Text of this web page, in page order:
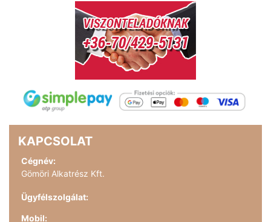
KAPCSOLAT
Cégnév:
Gömöri Alkatrész Kft.
Ügyfélszolgálat:
Mobil: